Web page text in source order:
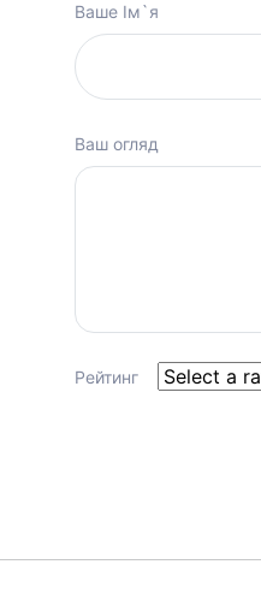
Ваше Ім`я
Ваш огляд
Рейтинг